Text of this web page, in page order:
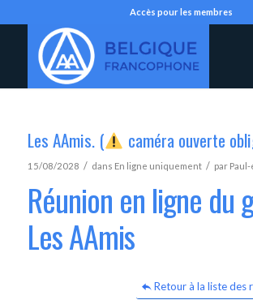
Accès pour les membres
Les AAmis. ( caméra ouverte
15/08/2028 / dans En ligne uniquement / par Paul-
Réunion en ligne du
Les AAmis
Retour à la liste des